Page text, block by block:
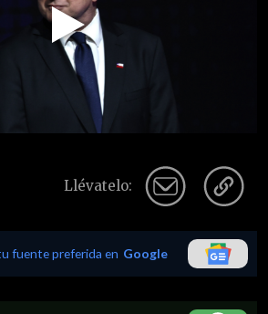
Video
Llévatelo:
fuente preferida en Google